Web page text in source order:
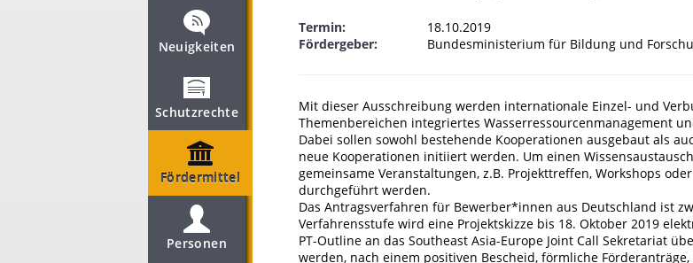
Neuigkeiten
Schutzrechte
Fördermittel
Personen
Termin:
18.10.2019
Fördergeber:
Bundesministerium für Bildung und
Mit dieser Ausschreibung werden internationale Einzel- und
Themenbereichen integriertes Wasserressourcenmanagement
Dabei sollen sowohl bestehende Kooperationen ausgebaut als
neue Kooperationen initiiert werden. Um einen
gemeinsame Veranstaltungen, z.B. Projekttreffen, Workshops
durchgeführt werden.
Das Antragsverfahren für Bewerber*innen aus Deutschland ist
Verfahrensstufe wird eine Projektskizze bis 18. Oktober 2019
PT-Outline an das Southeast Asia-Europe Joint Call Sekretariat
werden, nach einem positiven Bescheid, förmliche